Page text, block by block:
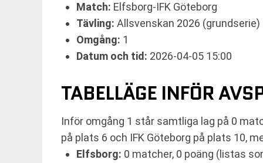
Match: Elfsborg-IFK Göteborg
Tävling: Allsvenskan 2026 (grundserie)
Omgång: 1
Datum och tid: 2026-04-05 15:00
TABELLÄGE INFÖR
Inför omgång 1 står samtliga lag på 0
på plats 6 och IFK Göteborg på plats 10,
Elfsborg: 0 matcher, 0 poäng (listas